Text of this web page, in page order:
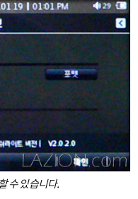
수 있습니다.